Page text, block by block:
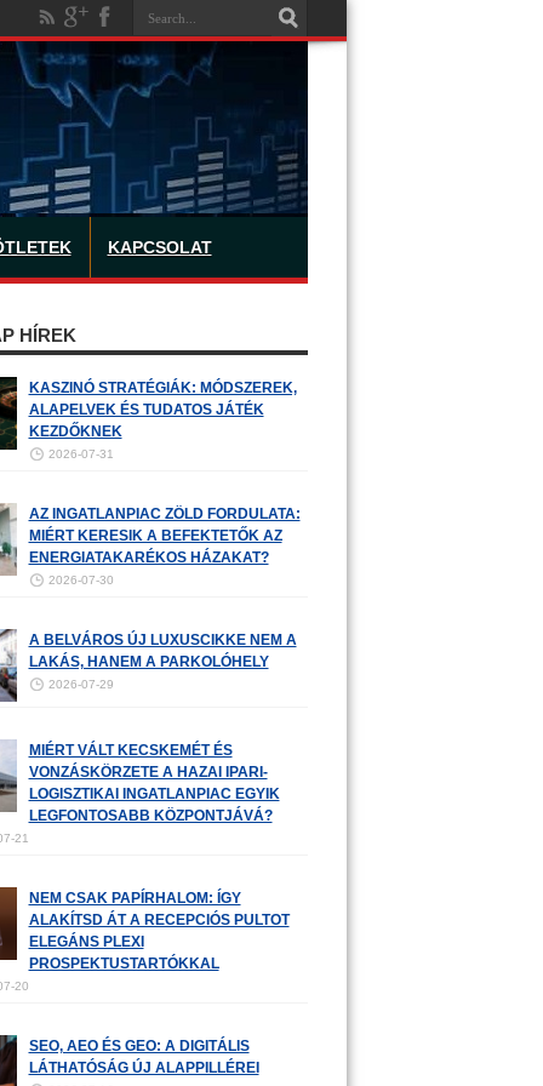
KAPCSOLAT
HÍREK
KASZINÓ STRATÉGIÁK: MÓDSZEREK,
ALAPELVEK ÉS TUDATOS JÁTÉK
KEZDŐKNEK
2026-07-31
AZ INGATLANPIAC ZÖLD FORDULATA:
MIÉRT KERESIK A BEFEKTETŐK AZ
ENERGIATAKARÉKOS HÁZAKAT?
2026-07-30
A BELVÁROS ÚJ LUXUSCIKKE NEM A
LAKÁS, HANEM A PARKOLÓHELY
2026-07-29
MIÉRT VÁLT KECSKEMÉT ÉS
VONZÁSKÖRZETE A HAZAI IPARI-
LOGISZTIKAI INGATLANPIAC EGYIK
LEGFONTOSABB KÖZPONTJÁVÁ?
21
NEM CSAK PAPÍRHALOM: ÍGY
ALAKÍTSD ÁT A RECEPCIÓS PULTOT
ELEGÁNS PLEXI
PROSPEKTUSTARTÓKKAL
20
SEO, AEO ÉS GEO: A DIGITÁLIS
LÁTHATÓSÁG ÚJ ALAPPILLÉREI